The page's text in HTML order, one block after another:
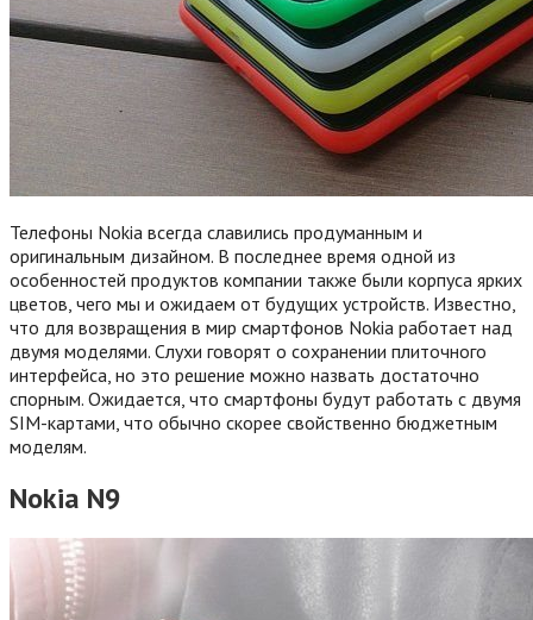
Телефоны Nokia всегда славились продуманным и
оригинальным дизайном. В последнее время одной из
особенностей продуктов компании также были корпуса ярких
цветов, чего мы и ожидаем от будущих устройств. Известно,
что для возвращения в мир смартфонов Nokia работает над
двумя моделями. Слухи говорят о сохранении плиточного
интерфейса, но это решение можно назвать достаточно
спорным. Ожидается, что смартфоны будут работать с двумя
SIM-картами, что обычно скорее свойственно бюджетным
моделям.
Nokia N9